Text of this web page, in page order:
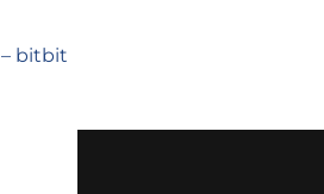
– bitbit